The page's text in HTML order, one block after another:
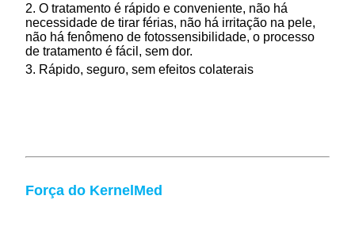
2. O tratamento é rápido e conveniente, não há
necessidade de tirar férias, não há irritação na pele,
não há fenômeno de fotossensibilidade, o processo
de tratamento é fácil, sem dor.
3. Rápido, seguro, sem efeitos colaterais
Força do KernelMed